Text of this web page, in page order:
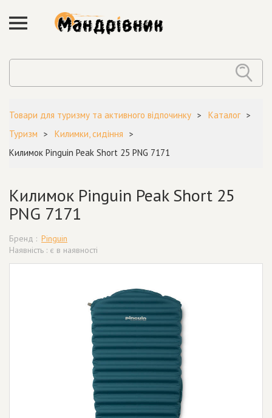
Товари для туризму та активного відпочинку
Каталог
Туризм
Килимки, сидіння
Килимок Pinguin Peak Short 25 PNG 7171
Килимок Pinguin Peak Short 25
PNG 7171
Бренд : Pinguin
Наявність : є в наявності